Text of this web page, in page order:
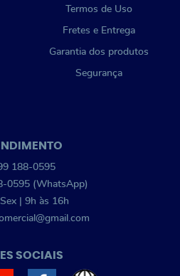
Termos de Uso
Fretes e Entrega
Garantia dos produtos
Segurança
188-0595
0595 (WhatsApp)
| 9h às 16h
SOCIAIS